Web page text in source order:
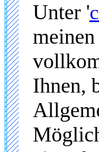
Unter '
Ihnen,